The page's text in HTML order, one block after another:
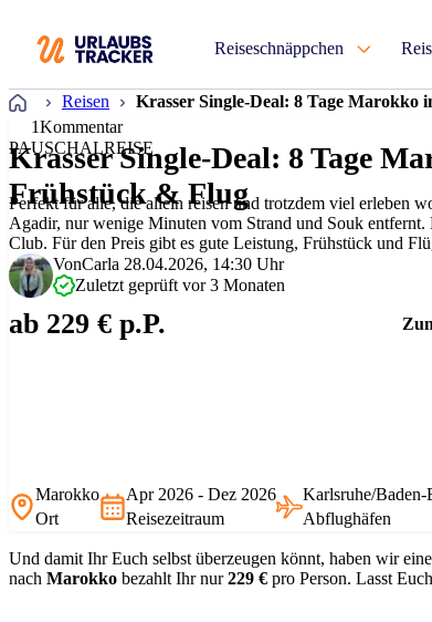
Reiseschnäppchen
Startseite
Reisen
Krasser Single-Deal: 8 Tage
1Kommentar
PAUSCHALREISE
Krasser Single-Deal: 8 Tage
Frühstück & Flug
Perfekt für alle, die allein reisen und trotzdem viel erleben
Agadir, nur wenige Minuten vom Strand und Souk
Club. Für den Preis gibt es gute Leistung, Frühstück und
kleinem Budg…
VonCarla 28.04.2026, 14:30 Uhr
Zuletzt geprüft vor 3 Monaten
ab 229 € p.P.
Marokko
Ort
Apr 2026 - Dez 2026
Reisezeitraum
Karlsruhe/Baden-
Abflughäfen
Und damit Ihr Euch selbst überzeugen könnt, haben wir
nach Marokko bezahlt Ihr nur229 € pro Person. Lasst